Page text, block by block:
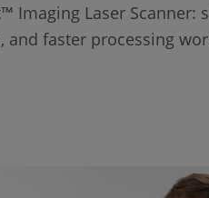
Imaging Laser Scanner:
faster processing